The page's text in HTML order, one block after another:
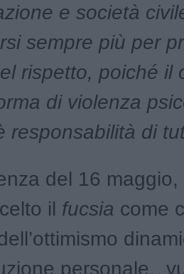
e società
sempre più per
rispetto, poiché il
di violenza
responsabilità di
del 16
il fucsia come
personale,